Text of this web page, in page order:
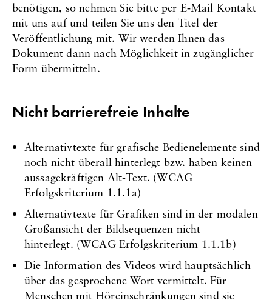
benötigen, so nehmen Sie bitte per E‐Mail Kontakt
mit uns auf und teilen Sie uns den Titel der
Veröffentlichung mit. Wir werden Ihnen das
Dokument dann nach Möglichkeit in zugänglicher
Form übermitteln.
Nicht barrierefreie Inhalte
Alternativtexte für grafische Bedienelemente sind
noch nicht überall hinterlegt bzw. haben keinen
aussagekräftigen Alt-Text. (WCAG
Erfolgskriterium 1.1.1a)
Alternativtexte für Grafiken sind in der modalen
Großansicht der Bildsequenzen nicht
hinterlegt. (WCAG Erfolgskriterium 1.1.1b)
Die Information des Videos wird hauptsächlich
über das gesprochene Wort vermittelt. Für
Menschen mit Höreinschränkungen sind sie